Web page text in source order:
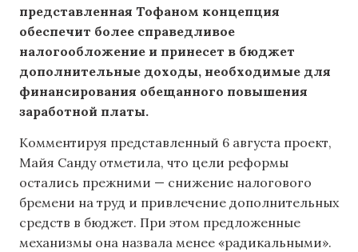
представленная Тофаном концепция
обеспечит более справедливое
налогообложение и принесет в бюджет
дополнительные доходы, необходимые для
финансирования обещанного повышения
заработной платы.
Комментируя представленный 6 августа проект,
Майя Санду отметила, что цели реформы
остались прежними — снижение налогового
бремени на труд и привлечение дополнительных
средств в бюджет. При этом предложенные
механизмы она назвала менее «радикальными».